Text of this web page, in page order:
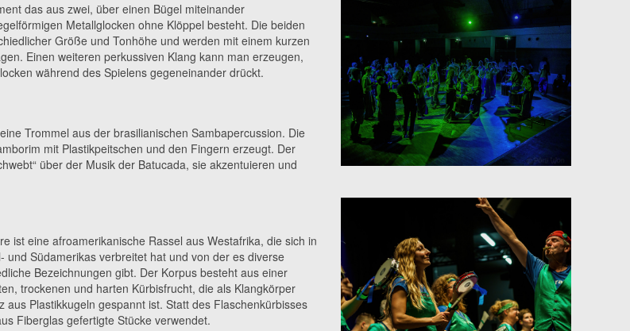
das aus zwei, über einen Bügel miteinander
Metallglocken ohne Klöppel besteht. Die beiden
Größe und Tonhöhe und werden mit einem kurzen
Einen weiteren perkussiven Klang kann man erzeugen,
während des Spielens gegeneinander drückt.
Trommel aus der brasilianischen Sambapercussion. Die
mit Plastikpeitschen und den Fingern erzeugt. Der
über der Musik der Batucada, sie akzentuieren und
ist eine afroamerikanische Rassel aus Westafrika, die sich in
und Südamerikas verbreitet hat und von der es diverse
Bezeichnungen gibt. Der Korpus besteht aus einer
trockenen und harten Kürbisfrucht, die als Klangkörper
aus Plastikkugeln gespannt ist. Statt des Flaschenkürbisses
Fiberglas gefertigte Stücke verwendet.